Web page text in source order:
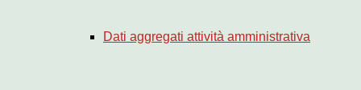
Dati aggregati attività amministrativa